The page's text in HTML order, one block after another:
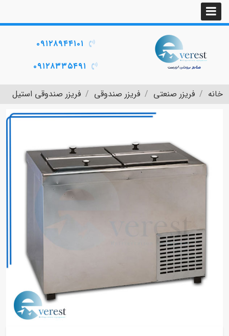
۰۹۱۲۸۹۴۴۱۰۱
۰۹۱۲۸۳۳۵۴۹۱
خانه فریزر صنعتی فریزر صندوقی فریزر صندوقی استیل